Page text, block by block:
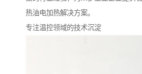
热油电加热解决方案。
专注温控领域的技术沉淀